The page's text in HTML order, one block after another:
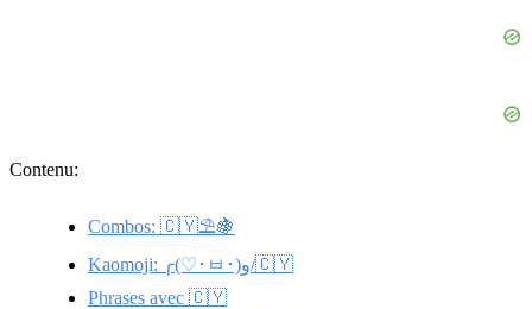
Contenu:
Combos: 🇨🇾⛱️🍇
Kaomoji: ╭(♡･ㅂ･)و/🇨🇾
Phrases avec 🇨🇾